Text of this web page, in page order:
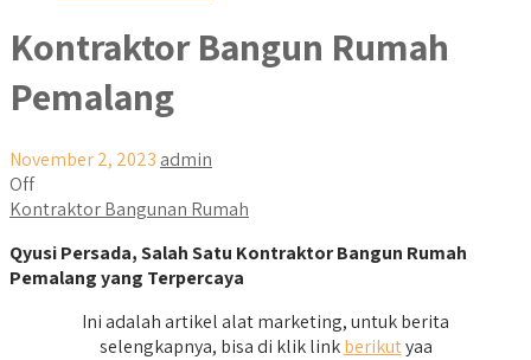
Kontraktor Bangun Rumah
Pemalang
November 2, 2023 admin
Off
Kontraktor Bangunan Rumah
Qyusi Persada, Salah Satu Kontraktor Bangun Rumah
Pemalang yang Terpercaya
Ini adalah artikel alat marketing, untuk berita
selengkapnya, bisa di klik linkberikutyaa